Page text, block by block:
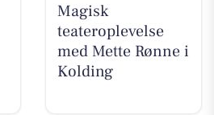
Magisk
teateroplevelse
med Mette Rønne i
Kolding